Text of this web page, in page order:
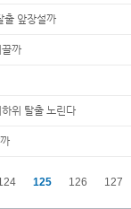
앞장설까
까
위 탈출 노린다
125 126 127